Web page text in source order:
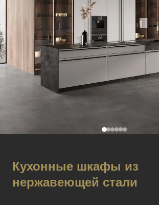
Кухонные шкафы из
нержавеющей стали